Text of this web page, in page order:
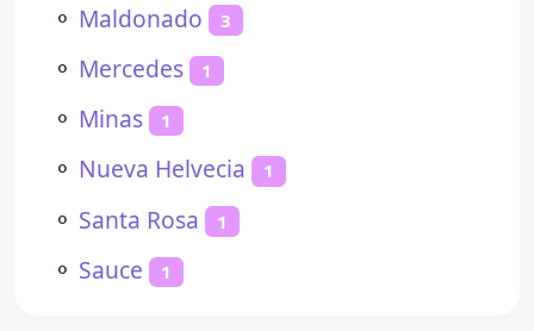
⚬ Maldonado 3
⚬ Mercedes 1
⚬ Minas 1
⚬ Nueva Helvecia 1
⚬ Santa Rosa 1
⚬ Sauce 1